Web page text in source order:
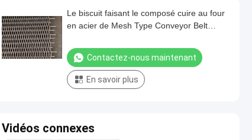
Le biscuit faisant le composé cuire au four
en acier de Mesh Type Conveyor Belt
Contactez-nous maintenant
En savoir plus
Vidéos connexes